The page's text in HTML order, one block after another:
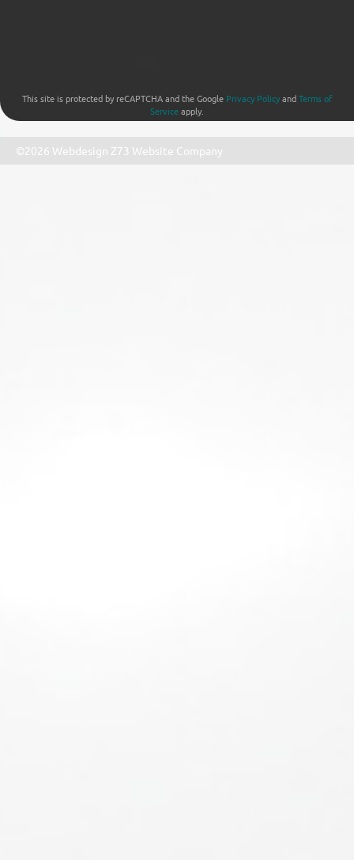
©2026 Webdesign Z73 Website Company
This site is protected by reCAPTCHA and the Google Privacy PolicyandTerms of
Serviceapply.